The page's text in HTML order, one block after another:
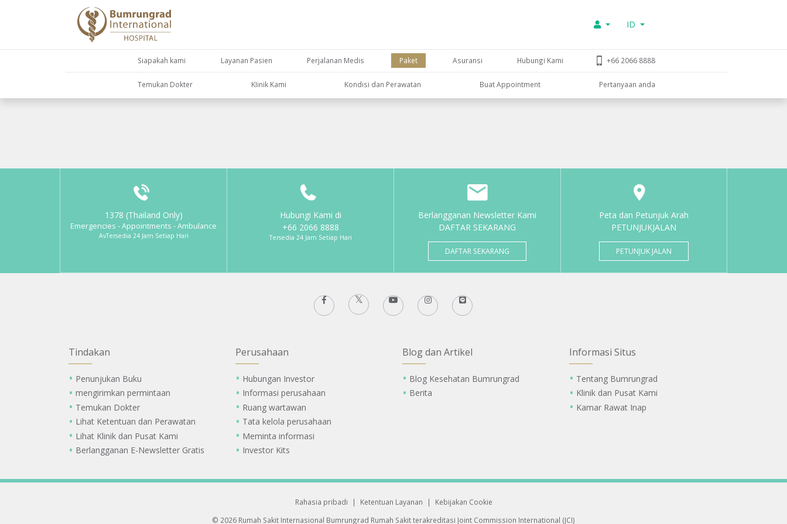
ID
Siapakah kami Layanan Pasien Perjalanan Medis Paket Asuransi Hubungi Kami +66 2066 8888
Temukan Dokter KIinik Kami Kondisi dan Perawatan Buat Appointment Pertanyaan anda
1378 (Thailand Only)
Emergencies - Appointments - Ambulance
AvTersedia 24 Jam Setiap Hari
Hubungi Kami di
+66 2066 8888
Tersedia 24 Jam Setiap Hari
Berlangganan Newsletter Kami
DAFTAR SEKARANG
DAFTAR SEKARANG
Peta dan Petunjuk Arah
PETUNJUKJALAN
PETUNJUK JALAN
Tindakan
Penunjukan Buku
mengirimkan permintaan
Temukan Dokter
Lihat Ketentuan dan Perawatan
Lihat Klinik dan Pusat Kami
Berlangganan E-Newsletter Gratis
Perusahaan
Hubungan Investor
Informasi perusahaan
Ruang wartawan
Tata kelola perusahaan
Meminta informasi
Investor Kits
Blog dan Artikel
Blog Kesehatan Bumrungrad
Berita
Informasi Situs
Tentang Bumrungrad
Klinik dan Pusat Kami
Kamar Rawat Inap
Rahasia pribadi | Ketentuan Layanan |
Kebijakan Cookie
© 2026 Rumah Sakit Internasional Bumrungrad Rumah Sakit terakreditasi Joint Commission International (JCI)